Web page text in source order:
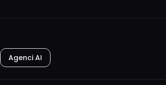
Agenci AI